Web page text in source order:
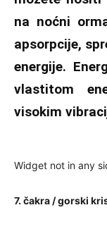
na noćni
apsorpcije,
energije.
vlastitom
visokim
Widget not in any
7. čakra / gorski